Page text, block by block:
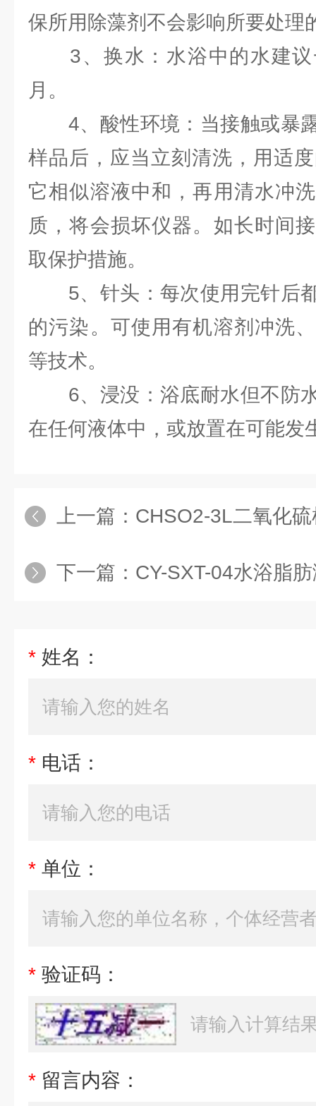
保所用除藻剂不会影响所要处理
3、换水：水浴中的水建议
月。
4、酸性环境：当接触或暴
样品后，应当立刻清洗，用适
它相似溶液中和，再用清水冲
质，将会损坏仪器。如长时间
取保护措施。
5、针头：每次使用完针后
的污染。可使用有机溶剂冲洗
等技术。
6、浸没：浴底耐水但不防
在任何液体中，或放置在可能发
上一篇： CHSO2-3L二氧化硫检测仪
下一篇： CY-SXT-04水浴脂
* 姓名：
* 电话：
* 单位：
* 验证码：
* 留言内容：